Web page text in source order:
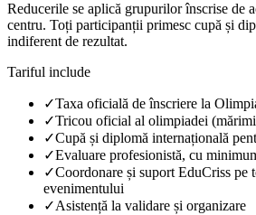
Reducerile se aplică grupurilor înscrise de
centru. Toți participanții primesc cupă și
indiferent de rezultat.
Tariful include
✓Taxa oficială de înscriere la
✓Tricou oficial al olimpiadei
✓Cupă și diplomă internațională
✓Evaluare profesionistă, cu
✓Coordonare și suport EduCriss pe
evenimentului
✓Asistență la validare și organizare